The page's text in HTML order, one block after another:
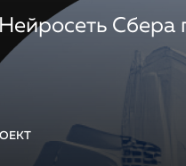
Нейросеть Сбера